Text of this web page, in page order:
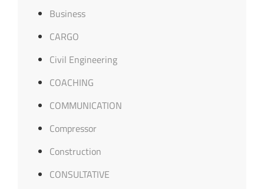
Business
CARGO
Civil Engineering
COACHING
COMMUNICATION
Compressor
Construction
CONSULTATIVE